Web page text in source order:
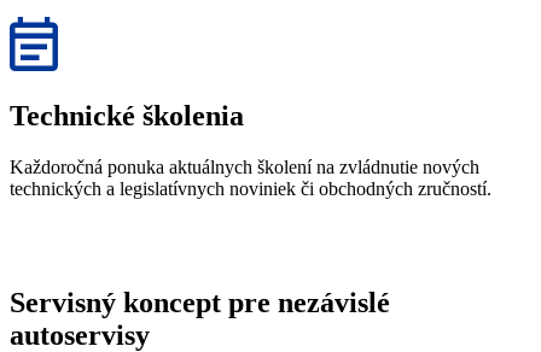
Technické školenia
Každoročná ponuka aktuálnych školení na zvládnutie nových
technických a legislatívnych noviniek či obchodných zručností.
Servisný koncept pre nezávislé
autoservisy